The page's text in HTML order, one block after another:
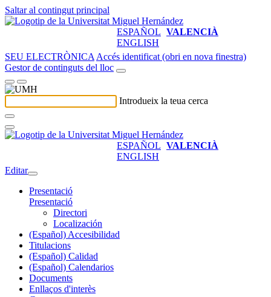
Saltar al contingut principal
ESPAÑOL VALENCIÀ
ENGLISH
SEU ELECTRÒNICA Accés identificat (obri en nova finestra)
Gestor de continguts del lloc
Introdueix la teua cerca
ESPAÑOL VALENCIÀ
ENGLISH
Editar
Presentació
Presentació
Directori
Localización
(Español) Accesibilidad
Titulacions
(Español) Calidad
(Español) Calendarios
Documents
Enllaços d'interès